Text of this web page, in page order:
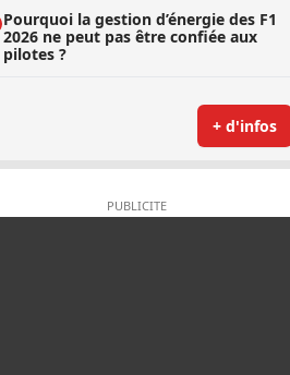
Pourquoi la gestion d’énergie des F1
2026 ne peut pas être confiée aux
pilotes ?
+ d'infos